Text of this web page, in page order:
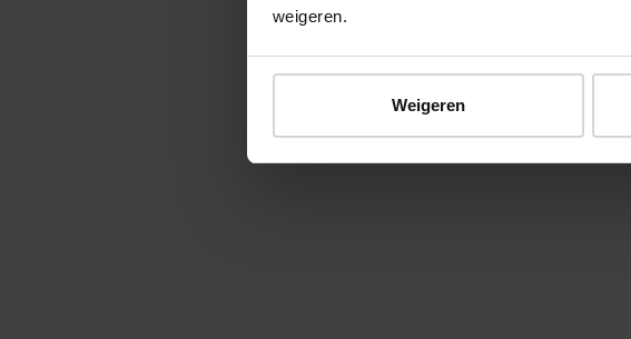
weigeren.
Weigeren
© 2026 Stichting Forten Nederland Over ons Doneer